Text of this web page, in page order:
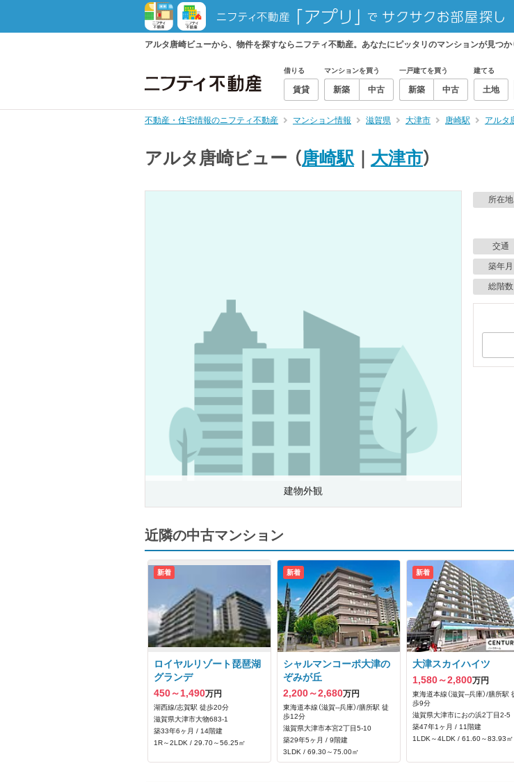
アルタ唐崎ビューから、物件を探すならニフティ不動産。あなたにピッタリのマンションが見つか
借りる
賃貸
マンションを買う
新築 中古
一戸建てを買う
新築 中古
建てる
土地
不動産・住宅情報のニフティ不動産 マンション情報 滋賀県 大津市 唐崎駅 アルタ
アルタ唐崎ビュー （唐崎駅 大津市）
建物外観
所在地
交通
築年月
総階数
近隣の中古マンション
新着
ロイヤルリゾート琵琶湖
グランデ
450～1,490万円
湖西線/志賀駅 徒歩20分
滋賀県大津市大物683‐1
築33年6ヶ月 / 14階建
1R～2LDK / 29.70～56.25㎡
新着
シャルマンコーポ大津の
ぞみが丘
2,200～2,680万円
東海道本線（滋賀--兵庫）/膳所駅 徒
歩12分
滋賀県大津市本宮2丁目5-10
築29年5ヶ月 / 9階建
3LDK / 69.30～75.00㎡
新着
大津スカイハイツ
1,580～2,800万円
東海道本線（滋賀--兵庫）/膳所駅
歩9分
滋賀県大津市におの浜2丁目2-5
築47年1ヶ月 / 11階建
1LDK～4LDK / 61.60～83.93㎡